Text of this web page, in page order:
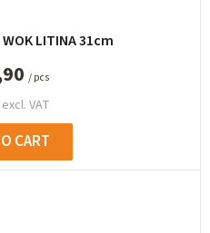
LITINA 31cm
VAT
/ pcs
CART